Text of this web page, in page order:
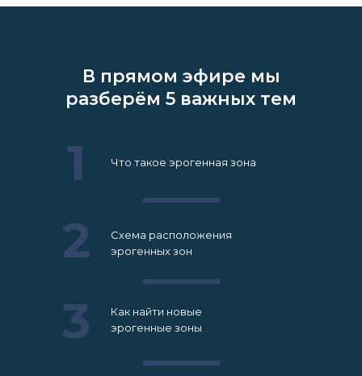
В прямом эфире мы
разберём 5 важных тем
Что такое эрогенная зона
1
Схема расположения
эрогенных зон
2
Как найти новые
эрогенные зоны
3